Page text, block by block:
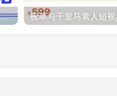
最新抖音影视号被评级申诉方法视频教程